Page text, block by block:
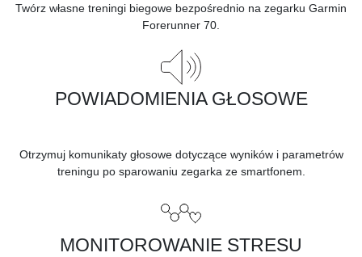
Twórz własne treningi biegowe bezpośrednio na zegarku Garmin
Forerunner 70.
POWIADOMIENIA GŁOSOWE
Otrzymuj komunikaty głosowe dotyczące wyników i parametrów
treningu po sparowaniu zegarka ze smartfonem.
MONITOROWANIE STRESU